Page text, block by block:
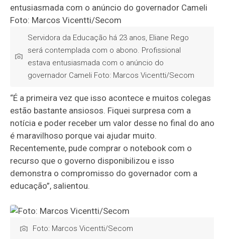
Servidora da Educação há 23 anos, Eliane Rego
será contemplada com o abono. Profissional
estava entusiasmada com o anúncio do
governador Cameli Foto: Marcos Vicentti/Secom
“É a primeira vez que isso acontece e muitos colegas
estão bastante ansiosos. Fiquei surpresa com a
notícia e poder receber um valor desse no final do ano
é maravilhoso porque vai ajudar muito.
Recentemente, pude comprar o notebook com o
recurso que o governo disponibilizou e isso
demonstra o compromisso do governador com a
educação”, salientou.
Foto: Marcos Vicentti/Secom